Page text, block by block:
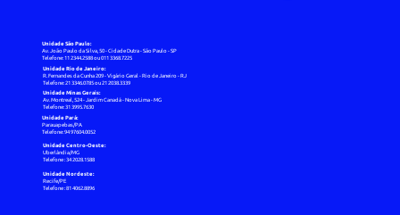
Unidade São Paulo:
Av. João Paulo da Silva, 50 - Cidade Dutra - São Paulo - SP
Telefone: 11 2344.2588 ou 011 3368.7225
Unidade Rio de Janeiro:
R. Fernandes da Cunha 209 - Vigário Geral - Rio de Janeiro - RJ
Telefone: 21 3346.0785 ou 21 2038.3339
Unidade Minas Gerais:
Av. Montreal, 524 - Jardim Canadá - Nova Lima - MG
Telefone: 31 3995.7630
Unidade Pará:
Parauapebas/PA
Telefone: 94 97604.0052
Unidade Centro-Oeste:
Uberlândia/MG
Telefone : 34 2028.1588
Unidade Nordeste:
Recife/PE
Telefone : 81 4062.8896